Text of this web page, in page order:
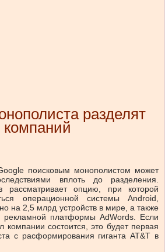
разделят
компаний
поисковым монополистом может
вплоть до разделения.
опцию, при которой
операционной системы Android,
на 2,5 млрд устройств в мире, а также
платформы AdWords. Если
компании состоится, это будет первая
с расформирования гиганта AT&T в